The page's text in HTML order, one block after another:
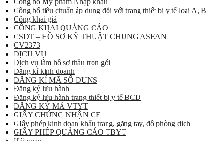
Công bố tiêu chuẩn áp dụng đối với trang thiết bị y tế loại A, B
Công khai giá
CÔNG KHAI QUẢNG CÁO
CSDT – HỒ SƠ KỸ THUẬT CHUNG ASEAN
CV2373
DỊCH VỤ
Dịch vụ làm hồ sơ thầu trọn gói
Đăng kí kinh doanh
ĐĂNG KÍ MÃ SỐ DUNS
Đăng ký lưu hành
Đăng ký lưu hành trang thiết bị y tế BCD
ĐĂNG KÝ MÃ VTYT
GIẤY CHỨNG NHẬN CE
GIấy phép kinh doan khẩu trang, găng tay, đồ phòng dịch
GIẤY PHÉP QUẢNG CÁO TBYT